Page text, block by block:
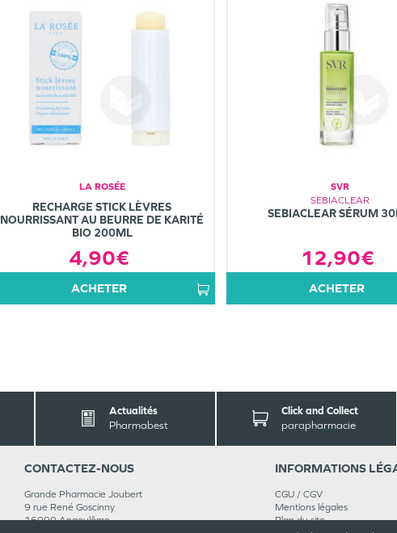
LA ROSÉE
RECHARGE STICK LÈVRES
NOURRISSANT AU BEURRE DE KARITÉ
BIO 200ML
4,90€
ACHETER
SVR
SEBIACLEAR
SEBIACLEAR SÉRUM
12,90€
ACHETER
Actualités
Pharmabest
Click and Collect
parapharmacie
CONTACTEZ-NOUS
Grande Pharmacie Joubert
9 rue René Goscinny
16000 Angoulême
INFORMATIONS
CGU / CGV
Mentions légales
Plan du site